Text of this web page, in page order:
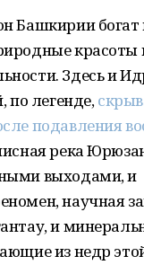
Башкирии богат
красоты
Здесь и
по легенде,
подавления
река
выходами, и
научная
и
из недр